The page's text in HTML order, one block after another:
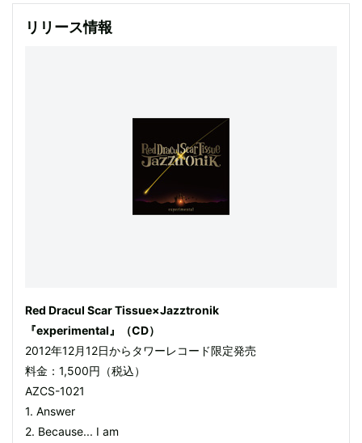
リリース情報
Red Dracul Scar Tissue×Jazztronik
『experimental』（CD）
2012年12月12日からタワーレコード限定発売
料金：1,500円（税込）
AZCS-1021
1. Answer
2. Because... I am